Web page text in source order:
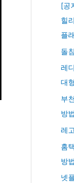
[공
힐
플
돌
레
대
부
방
레
홈
방
넷